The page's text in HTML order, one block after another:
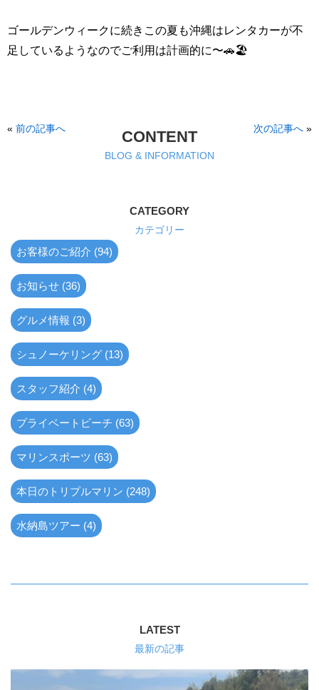
ゴールデンウィークに続きこの夏も沖縄はレンタカーが不
足しているようなのでご利用は計画的に〜🚗🏖
« 前の記事へ 次の記事へ »
CONTENT
BLOG & INFORMATION
CATEGORY
カテゴリー
お客様のご紹介 (94)
お知らせ (36)
グルメ情報 (3)
シュノーケリング (13)
スタッフ紹介 (4)
プライベートビーチ (63)
マリンスポーツ (63)
本日のトリプルマリン (248)
水納島ツアー (4)
LATEST
最新の記事